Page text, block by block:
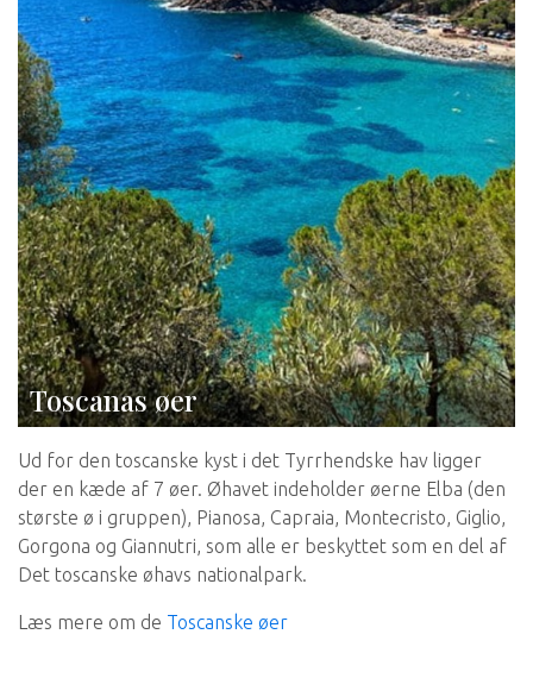
Toscanas øer
Ud for den toscanske kyst i det Tyrrhendske hav ligger
der en kæde af 7 øer. Øhavet indeholder øerne Elba (den
største ø i gruppen), Pianosa, Capraia, Montecristo, Giglio,
Gorgona og Giannutri, som alle er beskyttet som en del af
Det toscanske øhavs nationalpark.
Læs mere om de Toscanske øer